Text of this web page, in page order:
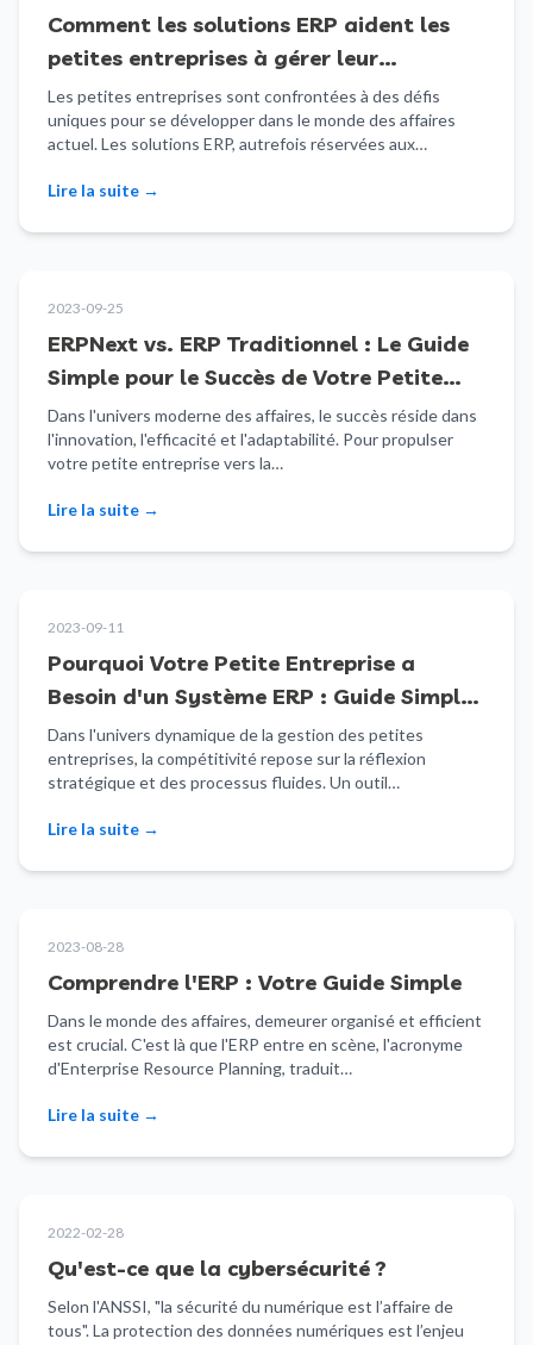
Comment les solutions ERP aident les
petites entreprises à gérer leur
croissance ?
Les petites entreprises sont confrontées à des défis
uniques pour se développer dans le monde des affaires
actuel. Les solutions ERP, autrefois réservées aux…
Lire la suite →
2023-09-25
ERPNext vs. ERP Traditionnel : Le Guide
Simple pour le Succès de Votre Petite
Entreprise
Dans l'univers moderne des affaires, le succès réside dans
l'innovation, l'efficacité et l'adaptabilité. Pour propulser
votre petite entreprise vers la…
Lire la suite →
2023-09-11
Pourquoi Votre Petite Entreprise a
Besoin d'un Système ERP : Guide Simple
pour les Débutants
Dans l'univers dynamique de la gestion des petites
entreprises, la compétitivité repose sur la réflexion
stratégique et des processus fluides. Un outil…
Lire la suite →
2023-08-28
Comprendre l'ERP : Votre Guide Simple
Dans le monde des affaires, demeurer organisé et efficient
est crucial. C'est là que l'ERP entre en scène, l'acronyme
d'Enterprise Resource Planning, traduit…
Lire la suite →
2022-02-28
Qu'est-ce que la cybersécurité ?
Selon l'ANSSI, "la sécurité du numérique est l’affaire de
tous". La protection des données numériques est l’enjeu